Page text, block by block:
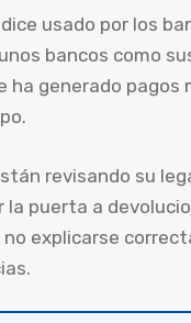
usado por los
bancos como
ha generado pagos
revisando su
la puerta a
explicarse